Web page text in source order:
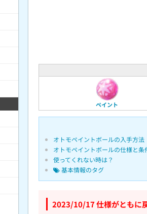
ペイント
オトモペイントボールの入手方法
オトモペイントボールの仕様と条
使ってくれない時は？
基本情報のタグ
2023/10/17 仕様がともに